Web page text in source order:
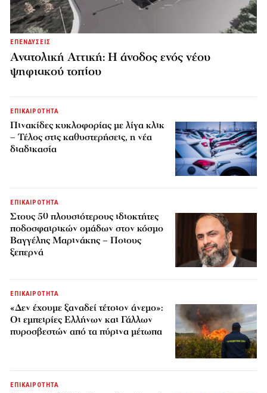
ΕΠΕΝΔΥΣΕΙΣ
Ανατολική Αττική: Η άνοδος ενός νέου
ψηφιακού τοπίου
ΕΠΙΚΑΙΡΟΤΗΤΑ
Πινακίδες κυκλοφορίας με λίγα κλικ
– Τέλος στις καθυστερήσεις, η νέα
διαδικασία
ΕΠΙΚΑΙΡΟΤΗΤΑ
Στους 50 πλουσιότερους ιδιοκτήτες
ποδοσφαιρικών ομάδων στον κόσμο
Βαγγέλης Μαρινάκης – Ποιους
ξεπερνά
ΕΠΙΚΑΙΡΟΤΗΤΑ
«Δεν έχουμε ξαναδεί τέτοιον άνεμο»:
Οι εμπειρίες Ελλήνων και Γάλλων
πυροσβεστών από τα πύρινα μέτωπα
ΕΠΙΚΑΙΡΟΤΗΤΑ